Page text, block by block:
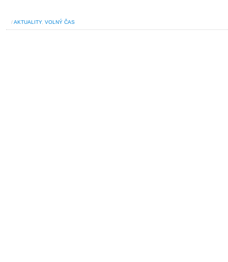
/AKTUALITY, VOLNÝ ČAS